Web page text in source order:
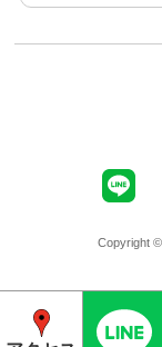
Copyright